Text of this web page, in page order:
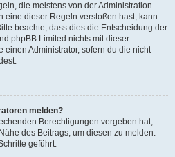
die meistens von der Administration
eine dieser Regeln verstoßen hast, kann
beachte, dass dies die Entscheidung der
phpBB Limited nichts mit dieser
einen Administrator, sofern du die nicht
melden?
Berechtigungen vergeben hat,
des Beitrags, um diesen zu melden.
geführt.